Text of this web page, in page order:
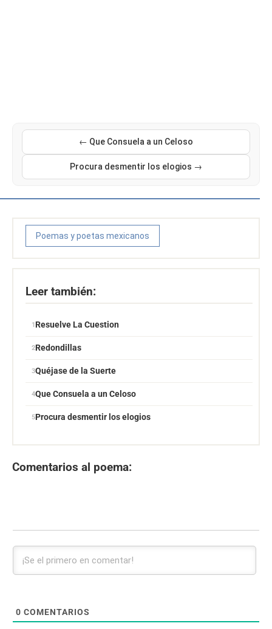
← Que Consuela a un Celoso
Procura desmentir los elogios →
Poemas y poetas mexicanos
Leer también:
Resuelve La Cuestion
Redondillas
Quéjase de la Suerte
Que Consuela a un Celoso
Procura desmentir los elogios
Comentarios al poema:
0 COMENTARIOS